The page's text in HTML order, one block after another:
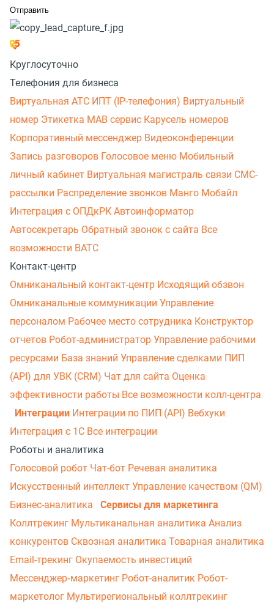
Круглосуточно
Телефония для бизнеса
Виртуальная АТС ИПТ (IP-телефония) Виртуальный
номер Этикетка МАВ сервис Карусель номеров
Корпоративный мессенджер Видеоконференции
Запись разговоров Голосовое меню Мобильный
личный кабинет Виртуальная магистраль связи СМС-
рассылки Распределение звонков Манго Мобайл
Интеграция с ОПДкРК Автоинформатор
Автосекретарь Обратный звонок с сайта Все
возможности ВАТС
Контакт-центр
Омниканальный контакт-центр Исходящий обзвон
Омниканальные коммуникации Управление
персоналом Рабочее место сотрудника Конструктор
отчетов Робот-администратор Управление рабочими
ресурсами База знаний Управление сделками ПИП
(API) для УВК (CRM) Чат для сайта Оценка
эффективности работы Все возможности колл-центра
Интеграции Интеграции по ПИП (API) Вебхуки
Интеграция с 1С Все интеграции
Роботы и аналитика
Голосовой робот Чат-бот Речевая аналитика
Искусственный интеллект Управление качеством (QM)
Бизнес-аналитика
Сервисы для маркетинга
Коллтрекинг Мультиканальная аналитика Анализ
конкурентов Сквозная аналитика Товарная аналитика
Email-трекинг Окупаемость инвестиций
Мессенджер‑маркетинг Робот-аналитик Робот-
маркетолог Мультирегиональный коллтрекинг